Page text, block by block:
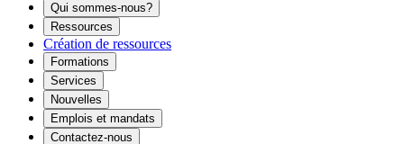
Qui sommes-nous?
Ressources
Création de ressources
Formations
Services
Nouvelles
Emplois et mandats
Contactez-nous